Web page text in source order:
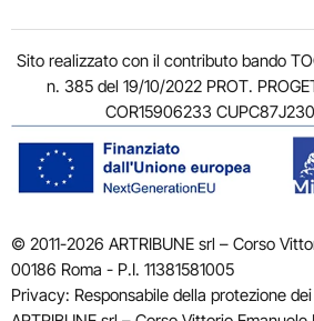
Sito realizzato con il contributo bando
n. 385 del 19/10/2022 PROT.
COR15906233
© 2011-2026 ARTRIBUNE srl – Corso
00186 Roma - P.I. 11381581005
Privacy: Responsabile della protezione